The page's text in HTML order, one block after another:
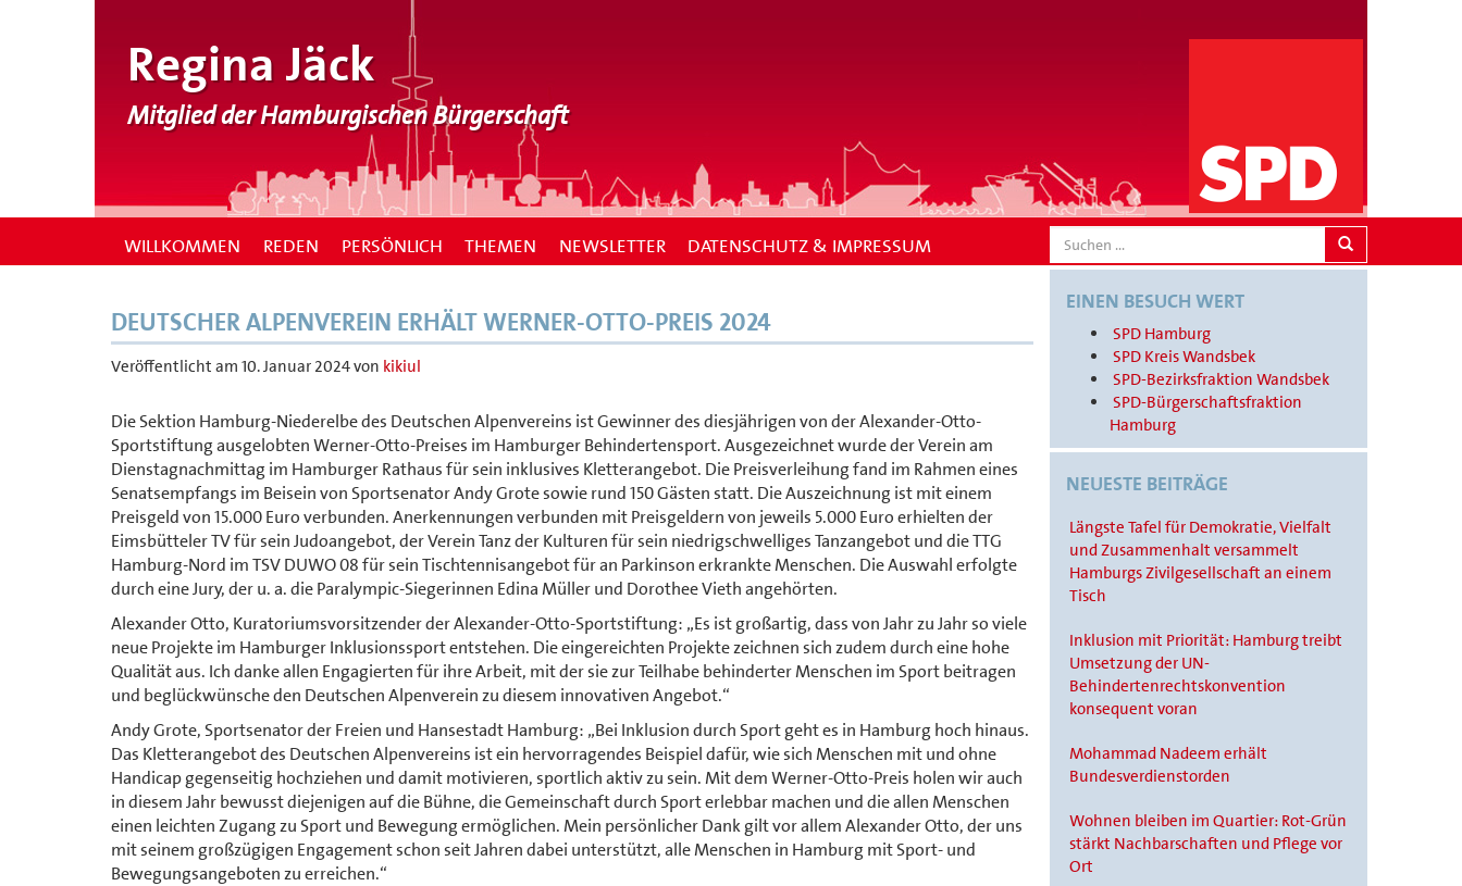
Regina Jäck
Mitglied der Hamburgischen Bürgerschaft
SEARCH
WILLKOMMEN REDEN PERSÖNLICH THEMEN NEWSLETTER DATENSCHUTZ & IMPRESSUM
DEUTSCHER ALPENVEREIN ERHÄLT WERNER-OTTO-PREIS 2024
Veröffentlicht am 10. Januar 2024von kikiul
Die Sektion Hamburg-Niederelbe des Deutschen Alpenvereins ist Gewinner des diesjährigen von der Alexander-Otto-
Sportstiftung ausgelobten Werner-Otto-Preises im Hamburger Behindertensport. Ausgezeichnet wurde der Verein am
Dienstagnachmittag im Hamburger Rathaus für sein inklusives Kletterangebot. Die Preisverleihung fand im Rahmen eines
Senatsempfangs im Beisein von Sportsenator Andy Grote sowie rund 150 Gästen statt. Die Auszeichnung ist mit einem
Preisgeld von 15.000 Euro verbunden. Anerkennungen verbunden mit Preisgeldern von jeweils 5.000 Euro erhielten der
Eimsbütteler TV für sein Judoangebot, der Verein Tanz der Kulturen für sein niedrigschwelliges Tanzangebot und die TTG
Hamburg-Nord im TSV DUWO 08 für sein Tischtennisangebot für an Parkinson erkrankte Menschen. Die Auswahl erfolgte
durch eine Jury, der u. a. die Paralympic-Siegerinnen Edina Müller und Dorothee Vieth angehörten.
Alexander Otto, Kuratoriumsvorsitzender der Alexander-Otto-Sportstiftung: „Es ist großartig, dass von Jahr zu Jahr so viele
neue Projekte im Hamburger Inklusionssport entstehen. Die eingereichten Projekte zeichnen sich zudem durch eine hohe
Qualität aus. Ich danke allen Engagierten für ihre Arbeit, mit der sie zur Teilhabe behinderter Menschen im Sport beitragen
und beglückwünsche den Deutschen Alpenverein zu diesem innovativen Angebot.“
Andy Grote, Sportsenator der Freien und Hansestadt Hamburg: „Bei Inklusion durch Sport geht es in Hamburg hoch hinaus.
Das Kletterangebot des Deutschen Alpenvereins ist ein hervorragendes Beispiel dafür, wie sich Menschen mit und ohne
Handicap gegenseitig hochziehen und damit motivieren, sportlich aktiv zu sein. Mit dem Werner-Otto-Preis holen wir auch
in diesem Jahr bewusst diejenigen auf die Bühne, die Gemeinschaft durch Sport erlebbar machen und die allen Menschen
einen leichten Zugang zu Sport und Bewegung ermöglichen. Mein persönlicher Dank gilt vor allem Alexander Otto, der uns
mit seinem großzügigen Engagement schon seit Jahren dabei unterstützt, alle Menschen in Hamburg mit Sport- und
Bewegungsangeboten zu erreichen.“
EINEN BESUCH WERT
SPD Hamburg
SPD Kreis Wandsbek
SPD-Bezirksfraktion Wandsbek
SPD-Bürgerschaftsfraktion
Hamburg
NEUESTE BEITRÄGE
Längste Tafel für Demokratie, Vielfalt
und Zusammenhalt versammelt
Hamburgs Zivilgesellschaft an einem
Tisch
Inklusion mit Priorität: Hamburg treibt
Umsetzung der UN-
Behindertenrechtskonvention
konsequent voran
Mohammad Nadeem erhält
Bundesverdienstorden
Wohnen bleiben im Quartier: Rot-Grün
stärkt Nachbarschaften und Pflege vor
Ort